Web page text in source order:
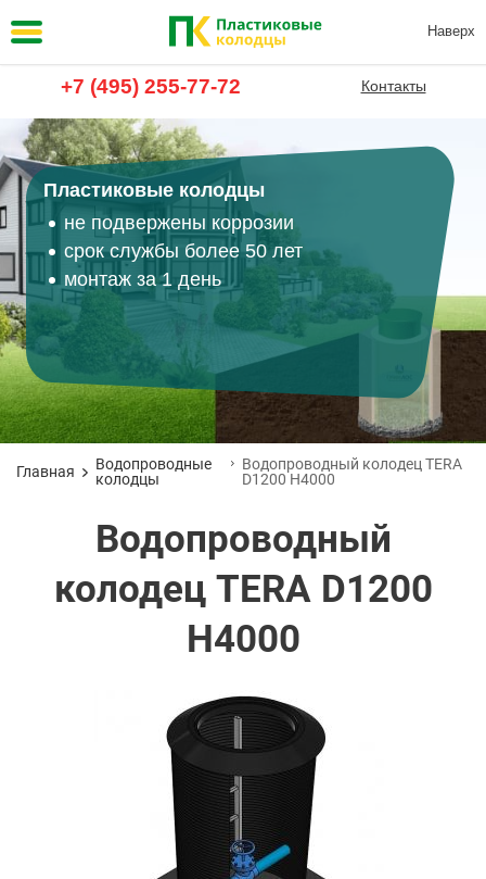
Наверх
+7 (495) 255-77-72 Контакты
Пластиковые колодцы
не подвержены коррозии
срок службы более 50 лет
монтаж за 1 день
Главная
Водопроводные
колодцы
Водопроводный колодец TERA
D1200 H4000
Водопроводный
колодец TERA D1200
H4000